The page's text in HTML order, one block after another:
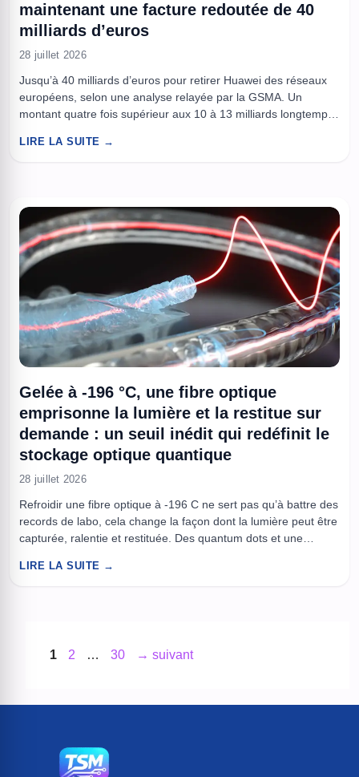
maintenant une facture redoutée de 40
milliards d’euros
28 juillet 2026
Jusqu’à 40 milliards d’euros pour retirer Huawei des réseaux
européens, selon une analyse relayée par la GSMA. Un
montant quatre fois supérieur aux 10 à 13 milliards longtemps
en partie, sur la table des contribuables. Derrière le débat de
LIRE LA SUITE →
Gelée à -196 °C, une fibre optique
emprisonne la lumière et la restitue sur
demande : un seuil inédit qui redéfinit le
stockage optique quantique
28 juillet 2026
Refroidir une fibre optique à -196 C ne sert pas qu’à battre des
records de labo, cela change la façon dont la lumière peut être
capturée, ralentie et restituée. Des quantum dots et une
guider et détecter des photons avec moins de pertes. À la clé,
LIRE LA SUITE →
Page
1 Page
2 … Page
30 → suivant